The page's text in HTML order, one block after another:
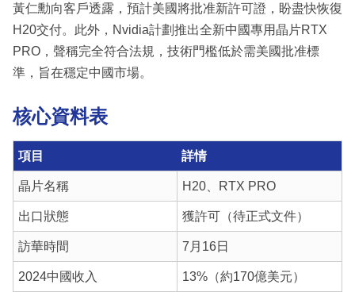
黃仁勳向客戶透露，預計美國將批准新許可證，盼盡快恢復
H20交付。此外，Nvidia計劃推出全新中國專用晶片RTX
PRO，聲稱完全符合法規，技術門檻低於需美國批准標
準，旨在穩定中國市場。
核心資料表
項目 詳情
晶片名稱 H20、RTX PRO
出口狀態 獲許可（待正式文件）
訪華時間 7月16日
2024中國收入 13%（約170億美元）